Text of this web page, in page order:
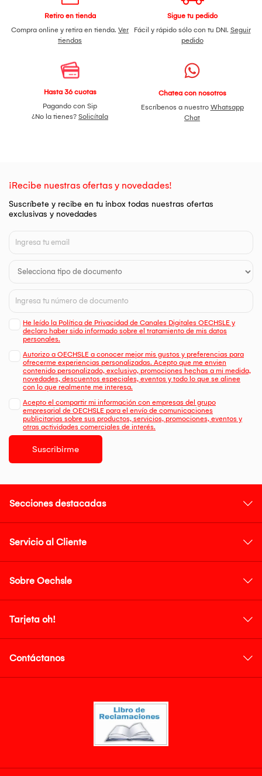
Retiro en tienda
Compra online y retira en tienda. Ver
tiendas
Sigue tu pedido
Fácil y rápido sólo con tu DNI. Seguir
pedido
Hasta 36 cuotas
Pagando con Sip
¿No la tienes? Solicítala
Chatea con nosotros
Escríbenos a nuestro Whatsapp
Chat
¡Recibe nuestras ofertas y novedades!
Suscríbete y recibe en tu inbox todas nuestras ofertas
exclusivas y novedades
He leído la Política de Privacidad de Canales Digitales OECHSLE y
declaro haber sido informado sobre el tratamiento de mis datos
personales.
Autorizo a OECHSLE a conocer mejor mis gustos y preferencias para
ofrecerme experiencias personalizadas. Acepto que me envien
contenido personalizado, exclusivo, promociones hechas a mi medida,
novedades, descuentos especiales, eventos y todo lo que se alinee
con lo que realmente me interesa.
Acepto el compartir mi información con empresas del grupo
empresarial de OECHSLE para el envío de comunicaciones
publicitarias sobre sus productos, servicios, promociones, eventos y
otras actividades comerciales de interés.
Suscribirme
Secciones destacadas
Servicio al Cliente
Sobre Oechsle
Tarjeta oh!
Contáctanos